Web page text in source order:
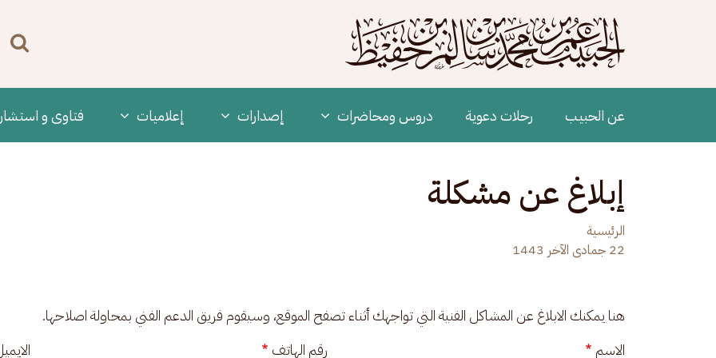
Main navigation
عن الحبيب رحلات دعوية دروس ومحاضرات ‫إصدارات إعلاميات فتاوى و
إبلاغ عن مشكلة
الرئيسية
22 جمادى الآخر 1443
هنا يمكنك الابلاغ عن المشاكل الفنية التي تواجهك أثناء تصفح الموقع، وسيقوم فريق الدعم الفني بمحاولة اصلاحها.
الاسم
رقم الهاتف